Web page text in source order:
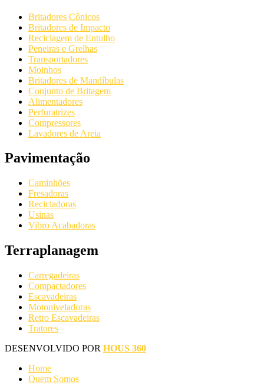
Britadores Cônicos
Britadores de Impacto
Reciclagem de Entulho
Peneiras e Grelhas
Transportadores
Moinhos
Britadores de Mandíbulas
Conjunto de Britagem
Alimentadores
Perfuratrizes
Compressores
Lavadores de Areia
Pavimentação
Caminhões
Fresadoras
Recicladoras
Usinas
Vibro Acabadoras
Terraplanagem
Carregadeiras
Compactadores
Escavadeiras
Motoniveladoras
Retro Escavadeiras
Tratores
DESENVOLVIDO POR HOUS 360
Home
Quem Somos